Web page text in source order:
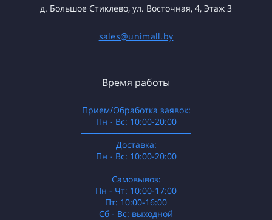
д. Большое Стиклево, ул. Восточная, 4, Этаж 3
sales@unimall.by
Время работы
Прием/Обработка заявок:
Пн - Вс: 10:00-20:00
──────────────────
Доставка:
Пн - Вс: 10:00-20:00
──────────────────
Самовывоз:
Пн - Чт: 10:00-17:00
Пт: 10:00-16:00
Сб - Вс: выходной